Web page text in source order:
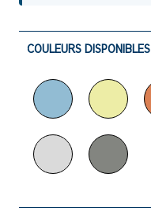
COULEURS DISPONIBLES